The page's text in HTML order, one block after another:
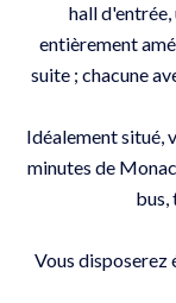
hall
entièrement
suite ; chacune
Idéalement situé,
minutes de
bus,
Vous disposerez